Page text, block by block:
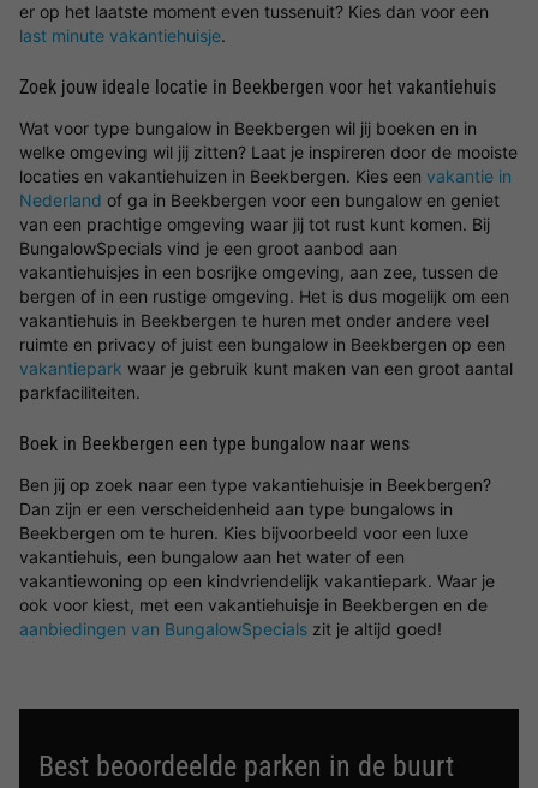
er op het laatste moment even tussenuit? Kies dan voor een
last minute vakantiehuisje.
Zoek jouw ideale locatie in Beekbergen voor het vakantiehuis
Wat voor type bungalow in Beekbergen wil jij boeken en in
welke omgeving wil jij zitten? Laat je inspireren door de mooiste
locaties en vakantiehuizen in Beekbergen. Kies een vakantie in
Nederland of ga in Beekbergen voor een bungalow en geniet
van een prachtige omgeving waar jij tot rust kunt komen. Bij
BungalowSpecials vind je een groot aanbod aan
vakantiehuisjes in een bosrijke omgeving, aan zee, tussen de
bergen of in een rustige omgeving. Het is dus mogelijk om een
vakantiehuis in Beekbergen te huren met onder andere veel
ruimte en privacy of juist een bungalow in Beekbergen op een
vakantiepark waar je gebruik kunt maken van een groot aantal
parkfaciliteiten.
Boek in Beekbergen een type bungalow naar wens
Ben jij op zoek naar een type vakantiehuisje in Beekbergen?
Dan zijn er een verscheidenheid aan type bungalows in
Beekbergen om te huren. Kies bijvoorbeeld voor een luxe
vakantiehuis, een bungalow aan het water of een
vakantiewoning op een kindvriendelijk vakantiepark. Waar je
ook voor kiest, met een vakantiehuisje in Beekbergen en de
aanbiedingen van BungalowSpecials zit je altijd goed!
Best beoordeelde parken in de buurt